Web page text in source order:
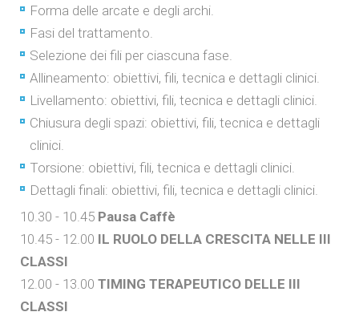
Forma delle arcate e degli archi.
Fasi del trattamento.
Selezione dei fili per ciascuna fase.
Allineamento: obiettivi, fili, tecnica e dettagli clinici.
Livellamento: obiettivi, fili, tecnica e dettagli clinici.
Chiusura degli spazi: obiettivi, fili, tecnica e dettagli
clinici.
Torsione: obiettivi, fili, tecnica e dettagli clinici.
Dettagli finali: obiettivi, fili, tecnica e dettagli clinici.
10.30 - 10.45 Pausa Caffè
10.45 - 12.00 IL RUOLO DELLA CRESCITA NELLE III
CLASSI
12.00 - 13.00 TIMING TERAPEUTICO DELLE III
CLASSI